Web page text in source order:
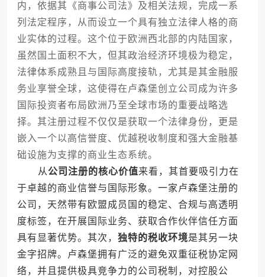
内，依据其《商事公司法》及相关法规，完成一系
列法定程序，从而设立一个具有独立法律人格的商
业实体的过程。这个位于欧洲西北部的内陆国家，
虽然国土面积不大，但其政治经济环境极为稳定，
法律体系成熟且与国际高度接轨，尤其是其金融服
务业享誉全球，这使得在卢森堡创立公司成为许多
国际投资者布局欧洲乃至全球市场的重要战略选
择。其注册过程不仅仅是获取一个法律身份，更是
嵌入一个以高信誉度、优越税收制度和强大金融基
础设施为支撑的商业生态系统。
从 公司注册的核心价值来看，其首要吸引力在
于卓越的商业信誉与国际形象。一家卢森堡注册的
公司，天然带有欧盟成员国的稳定、合规与高透明
度标签，在开展国际业务、获取合作伙伴信任方面
具有显著优势。其次， 独特的税收环境是其另一块
金字招牌。卢森堡拥有广泛的避免双重征税协定网
络，并且提供极具竞争力的公司税制，对控股公